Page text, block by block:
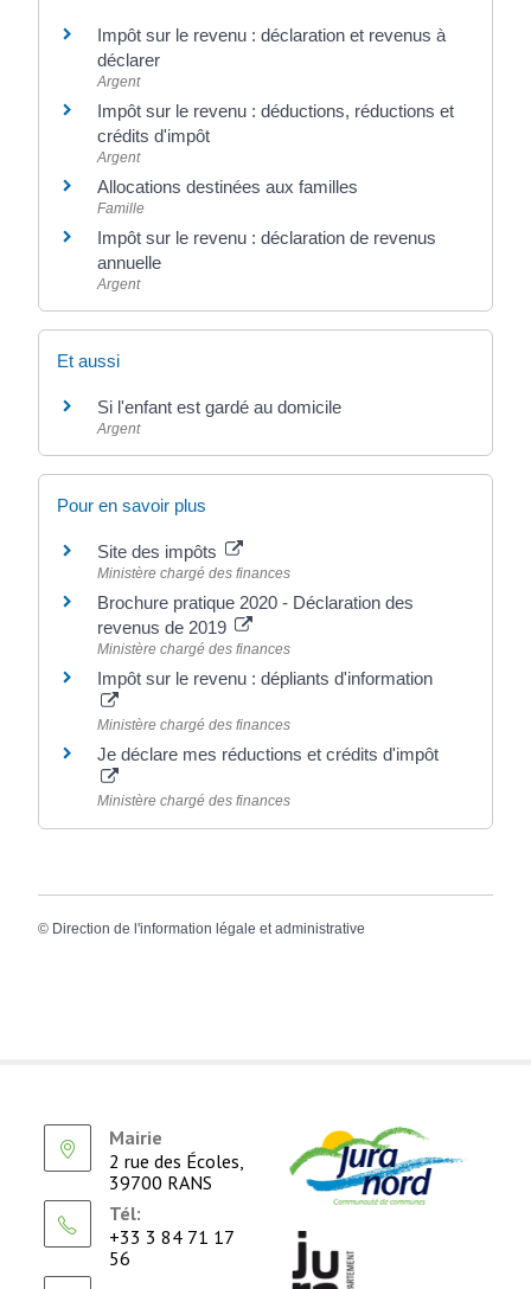
Impôt sur le revenu : déclaration et revenus à
déclarer
Argent
Impôt sur le revenu : déductions, réductions et
crédits d'impôt
Argent
Allocations destinées aux familles
Famille
Impôt sur le revenu : déclaration de revenus
annuelle
Argent
Et aussi
Si l'enfant est gardé au domicile
Argent
Pour en savoir plus
Site des impôts
Ministère chargé des finances
Brochure pratique 2020 - Déclaration des
revenus de 2019
Ministère chargé des finances
Impôt sur le revenu : dépliants d'information
Ministère chargé des finances
Je déclare mes réductions et crédits d'impôt
Ministère chargé des finances
© Direction de l'information légale et administrative
Mairie
2 rue des Écoles,
39700 RANS
Tél:
+33 3 84 71 17
56